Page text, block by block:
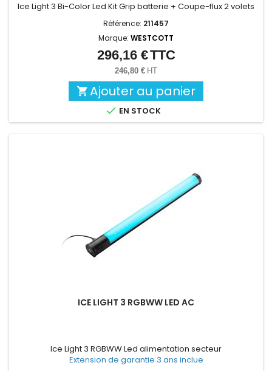
Ice Light 3 Bi-Color Led Kit Grip batterie + Coupe-flux 2 volets
Référence: 211457
Marque: WESTCOTT
Prix
296,16 €TTC
246,80 € HT
 Ajouter au panier
 EN STOCK
ICE LIGHT 3 RGBWW LED AC
Ice Light 3 RGBWW Led alimentation secteur
Extension de garantie 3 ans inclue